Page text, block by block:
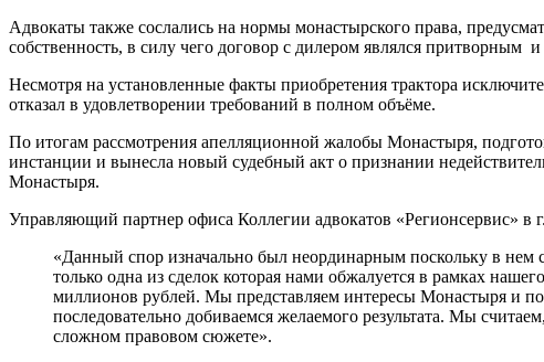
Адвокаты также сослались на нормы монастырского права,
собственность, в силу чего договор с дилером являлся
Несмотря на установленные факты приобретения трактора
отказал в удовлетворении требований в полном объёме.
По итогам рассмотрения апелляционной жалобы Монастыря,
инстанции и вынесла новый судебный акт о признании
Монастыря.
Управляющий партнер офиса Коллегии адвокатов «Регионсервис» в
«Данный спор изначально был неординарным поскольку в
только одна из сделок которая нами обжалуется в рамках
миллионов рублей. Мы представляем интересы Монастыря и
последовательно добиваемся желаемого результата. Мы
сложном правовом сюжете».